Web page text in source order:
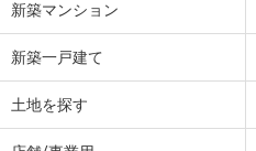
新築マンション
新築一戸建て
土地を探す